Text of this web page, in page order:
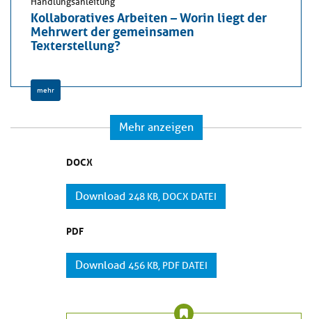
Handlungsanleitung
Kollaboratives Arbeiten – Worin liegt der
Mehrwert der gemeinsamen
Texterstellung?
mehr
Mehr anzeigen
DOCX
Download 248 KB, DOCX DATEI
PDF
Download 456 KB, PDF DATEI